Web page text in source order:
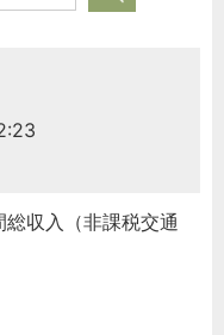
収入（非課税交通